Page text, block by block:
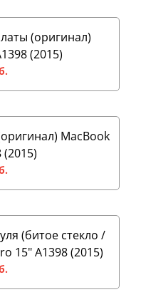
(оригинал)
(2015)
MacBook
(2015)
(битое стекло /
15" A1398 (2015)